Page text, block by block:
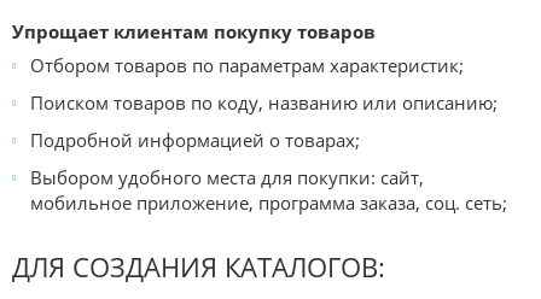
Упрощает клиентам покупку товаров
Отбором товаров по параметрам характеристик;
Поиском товаров по коду, названию или описанию;
Подробной информацией о товарах;
Выбором удобного места для покупки: сайт,
мобильное приложение, программа заказа, соц. сеть;
ДЛЯ СОЗДАНИЯ КАТАЛОГОВ: